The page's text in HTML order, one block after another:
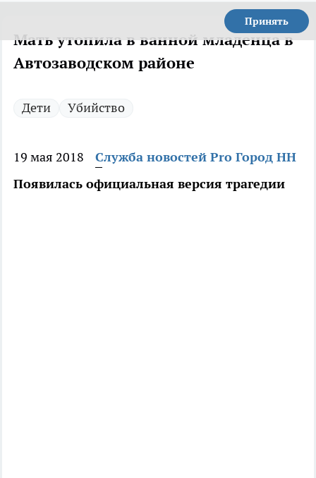
Принять
Мать утопила в ванной младенца в
Автозаводском районе
Дети Убийство
19 мая 2018
Служба новостей Pro Город НН
Появилась официальная версия трагедии